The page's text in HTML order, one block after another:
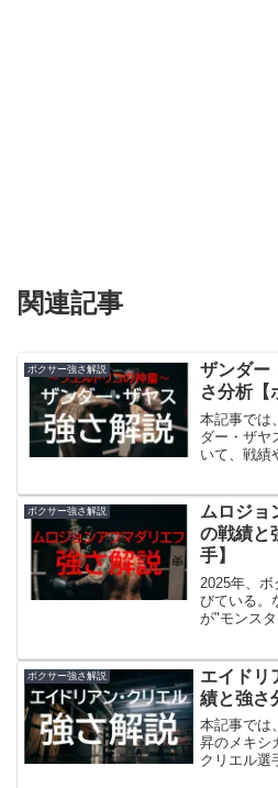
関連記事
ボクサー強さ解説
ザンダー
さ分析【
本記事では
ダー・ザヤ
いて、戦績
ボクサー強さ解説
ムロジョ
の戦績と
手】
2025年、
びている。
が"モンス
挑む戦士が
の"ハイテ
ョン・アフ
事では、ア
プロキャリ
徹底解説す
ボクサー強さ解説
エイドリ
績と強さ
本記事では
昇のメキシ
クリエル選